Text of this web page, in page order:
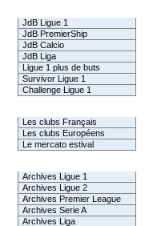
JdB Ligue 1
JdB PremierShip
JdB Calcio
JdB Liga
Ligue 1 plus de buts
Survivor Ligue 1
Challenge Ligue 1
Les clubs Français
Les clubs Européens
Le mercato estival
Archives Ligue 1
Archives Ligue 2
Archives Premier League
Archives Serie A
Archives Liga